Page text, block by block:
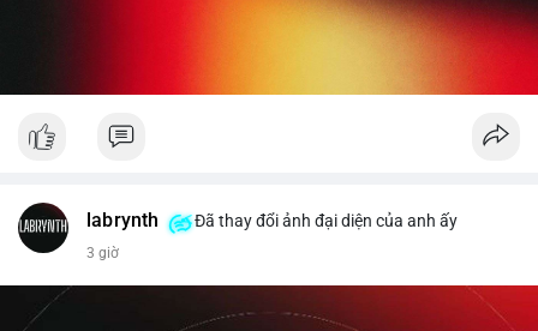
labrynth Đã thay đổi ảnh đại diện của anh ấy
3 giờ